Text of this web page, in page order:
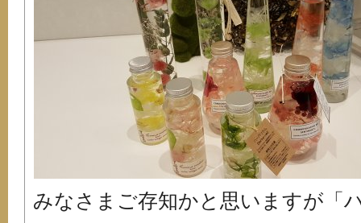
みなさまご存知かと思いますが「